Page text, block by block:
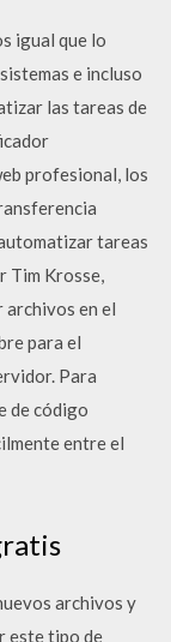
igual que lo
e incluso
las tareas de
profesional, los
tareas
Tim Krosse,
archivos en el
para el
Para
de código
entre el
archivos y
este tipo de